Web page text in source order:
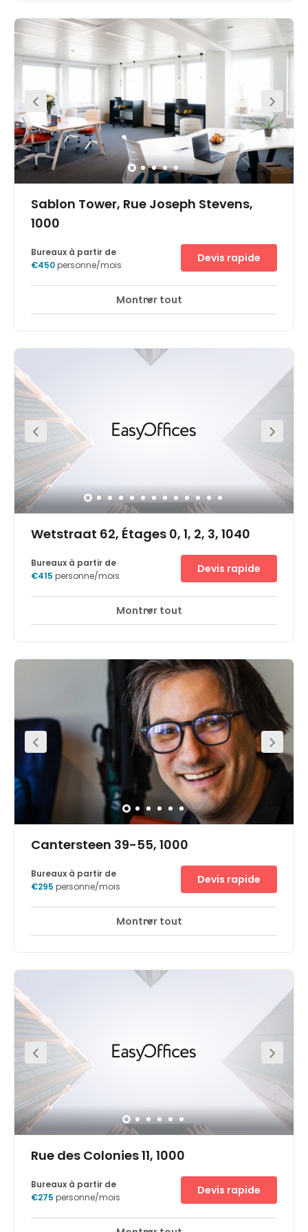
inner ring road of Brussels and the Parc Royal. The light,
airy space has views over the city. Perfectly located in the
center of Brussels, on top of the Central Station, the space
will be nestled in this iconic art deco building. Parking is
also available onsite making morning commute an
easy one. Bus services are available a short three-minute
walk away from the office. Within walking distance, will
find a range of restaurants, hotels, and other useful
amenities.
Sablon Tower, Rue Joseph Stevens,
1000
Accès 24 heures sur 24 Espaces de détente
routes 27, 48, 95, N04, N05, N06, N08, N09, N10, N11 and N12.
Only a five-minute walk to Gare Centrale (Central
Brussels Airport. This is the perfect work space solution for
companies value accessibility and functionality,
especially for businesses anticipating international
clients. The immediate area is filled with public interest
hot spots can explore and enjoy outside of work.
Bureaux à partir de
€450personne/mois
Devis rapide
Montrer tout
Wetstraat 62, Étages 0, 1, 2, 3, 1040
Bureaux à partir de
€415 personne/mois
Devis rapide
Montrer tout
Cantersteen 39-55, 1000
Accès 24 heures sur 24 Espaces de détente
deco building. Enjoy a rooftop terrace offering an
amazing view of Brussels’s Skyline. It is surrounded by
Bozar, Royal Library, the Royal Palaces) and is just next to
the government district Right in front of the Brussels
Central Station (30 secs walk). Clients will find it close by
the Museum of Beaux-Arts and the Galerie Ravenstein.
Also, restaurants, fitness, bike store, supermarkets, hotels,
pharmacy. Public parking nearby like BePark – Parking
Gare Centrale, interparking Square Albertine and
interparking Grand Place.
Bureaux à partir de
€295 personne/mois
Devis rapide
Montrer tout
Rue des Colonies 11, 1000
Bureaux à partir de
€275 personne/mois
Devis rapide